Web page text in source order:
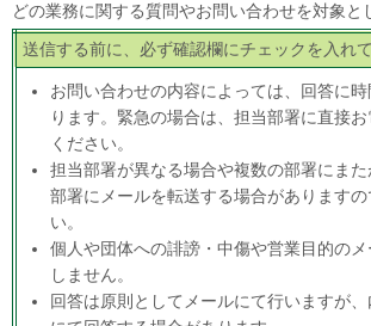
どの業務に関する質問やお問い合わせを対象と
送信する前に、必ず確認欄にチェックを入れて
お問い合わせの内容によっては、回答に
ります。緊急の場合は、担当部署に直接
ください。
担当部署が異なる場合や複数の部署にま
部署にメールを転送する場合がありますの
い。
個人や団体への誹謗・中傷や営業目的の
しません。
回答は原則としてメールにて行いますが